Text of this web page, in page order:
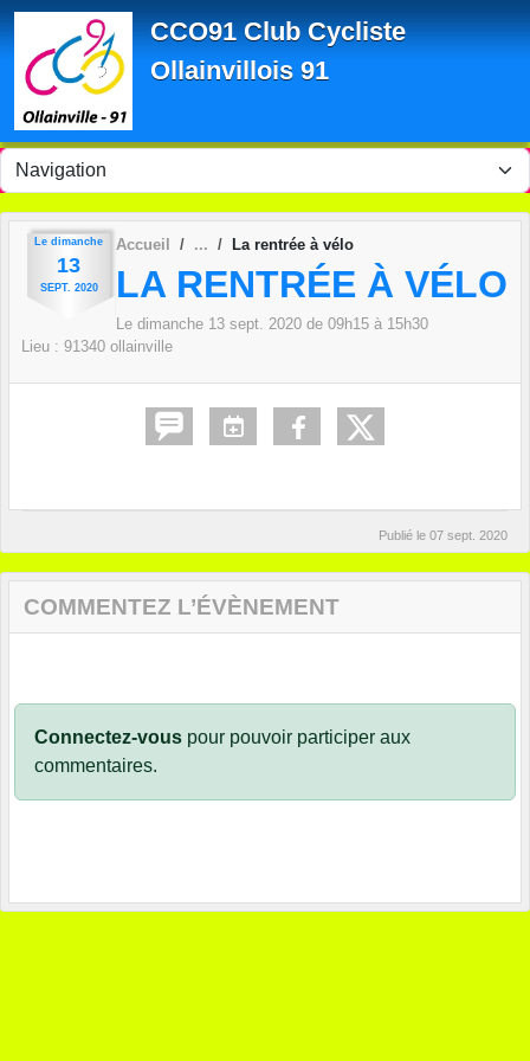
CCO91 Club Cycliste
Ollainvillois 91
Le dimanche
13
SEPT. 2020
Accueil La rentrée à vélo
LA RENTRÉE À VÉLO
Le dimanche 13 sept. 2020 de 09h15 à 15h30
Lieu : 91340 ollainville
Publié le 07 sept. 2020
COMMENTEZ L’ÉVÈNEMENT
Connectez-vous pour pouvoir participer aux
commentaires.
Panneau de gestion des cookies